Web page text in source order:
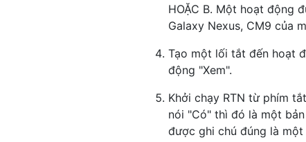
HOẶC B. Một hoạt động
Galaxy Nexus, CM9 của
Tạo một lối tắt đến hoạt
động "Xem".
Khởi chạy RTN từ phím
nói "Có" thì đó là một
được ghi chú đúng là